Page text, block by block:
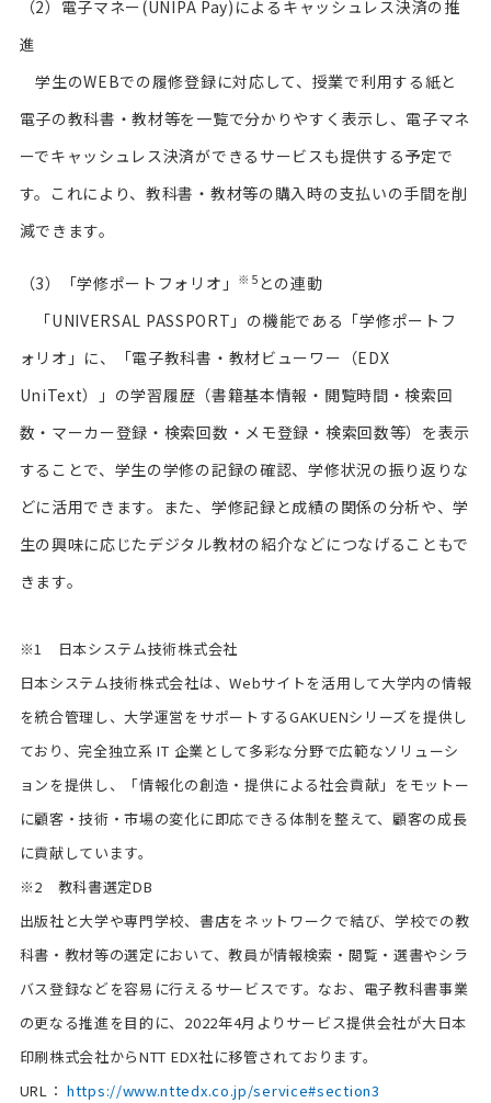
（2）電子マネー(UNIPA Pay)によるキャッシュレス決済の推
進
学生のWEBでの履修登録に対応して、授業で利用する紙と
電子の教科書・教材等を一覧で分かりやすく表示し、電子マネ
ーでキャッシュレス決済ができるサービスも提供する予定で
す。これにより、教科書・教材等の購入時の支払いの手間を削
減できます。
（3）「学修ポートフォリオ」 ※5 との連動
「UNIVERSAL PASSPORT」の機能である「学修ポートフ
ォリオ」に、「電子教科書・教材ビューワー（EDX
UniText）」の学習履歴（書籍基本情報・閲覧時間・検索回
数・マーカー登録・検索回数・メモ登録・検索回数等）を表示
することで、学生の学修の記録の確認、学修状況の振り返りな
どに活用できます。また、学修記録と成績の関係の分析や、学
生の興味に応じたデジタル教材の紹介などにつなげることもで
きます。
※1 日本システム技術株式会社
日本システム技術株式会社は、Webサイトを活用して大学内の情報
を統合管理し、大学運営をサポートするGAKUENシリーズを提供し
ており、完全独立系 IT 企業として多彩な分野で広範なソリューシ
ョンを提供し、「情報化の創造・提供による社会貢献」をモットー
に顧客・技術・市場の変化に即応できる体制を整えて、顧客の成長
に貢献しています。
※2 教科書選定DB
出版社と大学や専門学校、書店をネットワークで結び、学校での教
科書・教材等の選定において、教員が情報検索・閲覧・選書やシラ
バス登録などを容易に行えるサービスです。なお、電子教科書事業
の更なる推進を目的に、2022年4月よりサービス提供会社が大日本
印刷株式会社からNTT EDX社に移管されております。
URL： https://www.nttedx.co.jp/service#section3